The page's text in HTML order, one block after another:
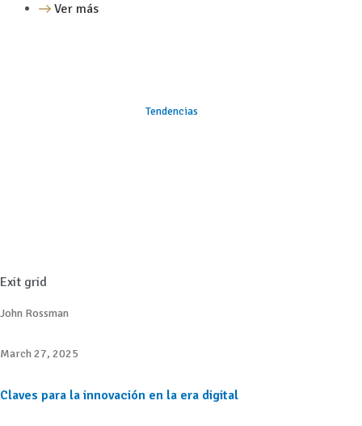
Ver más
Tendencias
Exit grid
John Rossman
March 27, 2025
Claves para la innovación en la era digital